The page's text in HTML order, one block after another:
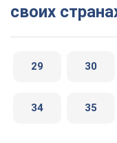
своих
29 30
34 35